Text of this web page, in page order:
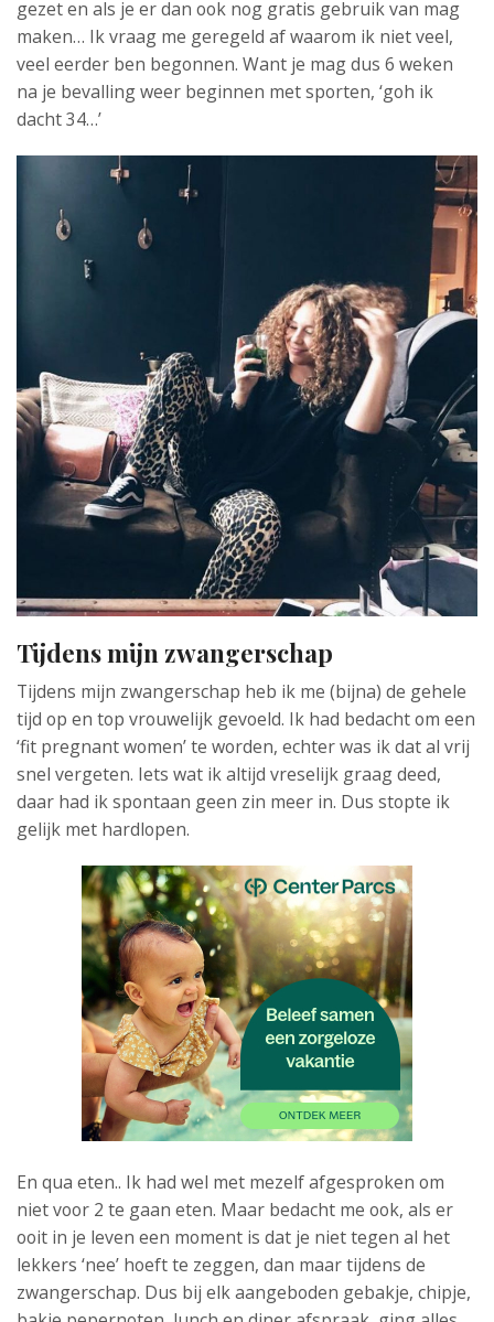
gezet en als je er dan ook nog gratis gebruik van mag
maken… Ik vraag me geregeld af waarom ik niet veel,
veel eerder ben begonnen. Want je mag dus 6 weken
na je bevalling weer beginnen met sporten, ‘goh ik
dacht 34…’
Tijdens mijn zwangerschap
Tijdens mijn zwangerschap heb ik me (bijna) de gehele
tijd op en top vrouwelijk gevoeld. Ik had bedacht om een
‘fit pregnant women’ te worden, echter was ik dat al vrij
snel vergeten. Iets wat ik altijd vreselijk graag deed,
daar had ik spontaan geen zin meer in. Dus stopte ik
gelijk met hardlopen.
En qua eten.. Ik had wel met mezelf afgesproken om
niet voor 2 te gaan eten. Maar bedacht me ook, als er
ooit in je leven een moment is dat je niet tegen al het
lekkers ‘nee’ hoeft te zeggen, dan maar tijdens de
zwangerschap. Dus bij elk aangeboden gebakje, chipje,